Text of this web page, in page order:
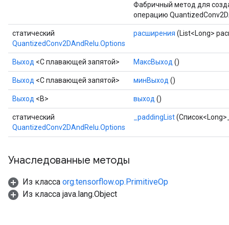
Фабричный метод для
операцию
статический
QuantizedConv2DAndRelu.Options
расширения (List<Long>
Выход <С плавающей запятой> МаксВыход ()
Выход <С плавающей запятой> минВыход ()
Выход <В> выход ()
статический
QuantizedConv2DAndRelu.Options
_paddingList
Унаследованные методы
Из класса org.tensorflow.op.PrimitiveOp
Из класса java.lang.Object